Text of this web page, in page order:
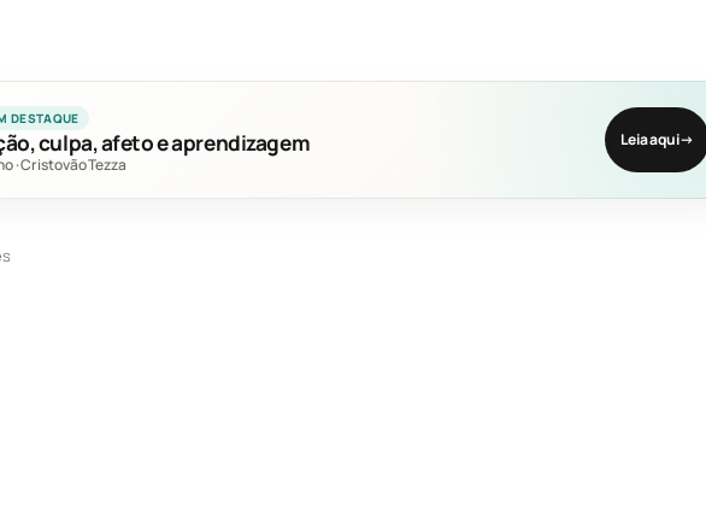
DESTAQUE
culpa, afeto e aprendizagem
·Cristovão Tezza
Leia aqui→